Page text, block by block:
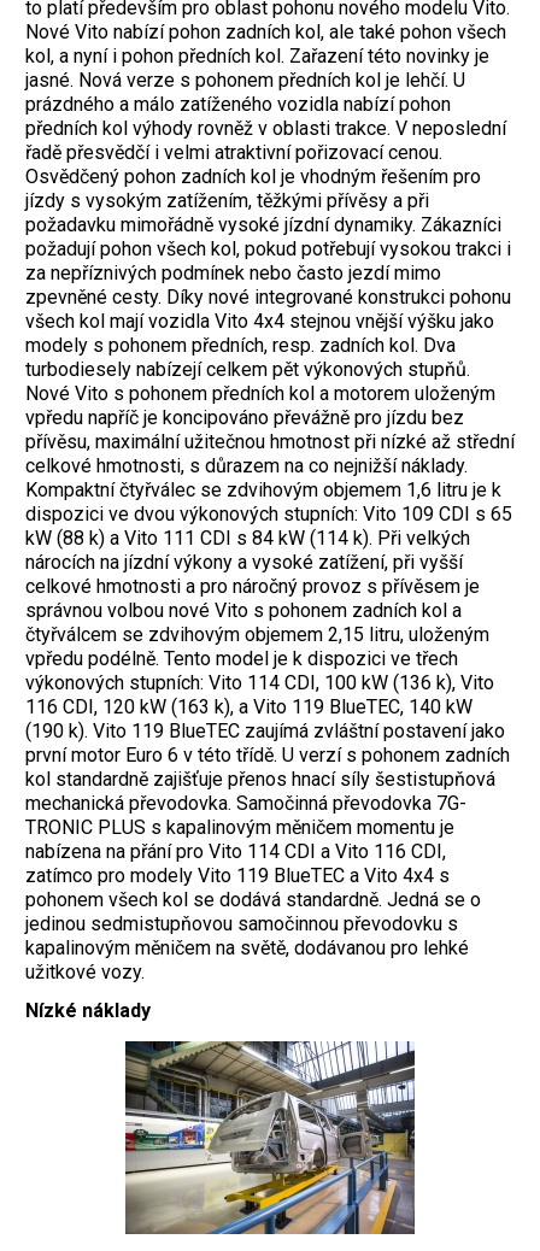
to platí především pro oblast pohonu nového modelu Vito.
Nové Vito nabízí pohon zadních kol, ale také pohon všech
kol, a nyní i pohon předních kol. Zařazení této novinky je
jasné. Nová verze s pohonem předních kol je lehčí. U
prázdného a málo zatíženého vozidla nabízí pohon
předních kol výhody rovněž v oblasti trakce. V neposlední
řadě přesvědčí i velmi atraktivní pořizovací cenou.
Osvědčený pohon zadních kol je vhodným řešením pro
jízdy s vysokým zatížením, těžkými přívěsy a při
požadavku mimořádně vysoké jízdní dynamiky. Zákazníci
požadují pohon všech kol, pokud potřebují vysokou trakci i
za nepříznivých podmínek nebo často jezdí mimo
zpevněné cesty. Díky nové integrované konstrukci pohonu
všech kol mají vozidla Vito 4x4 stejnou vnější výšku jako
modely s pohonem předních, resp. zadních kol. Dva
turbodiesely nabízejí celkem pět výkonových stupňů.
Nové Vito s pohonem předních kol a motorem uloženým
vpředu napříč je koncipováno převážně pro jízdu bez
přívěsu, maximální užitečnou hmotnost při nízké až střední
celkové hmotnosti, s důrazem na co nejnižší náklady.
Kompaktní čtyřválec se zdvihovým objemem 1,6 litru je k
dispozici ve dvou výkonových stupních: Vito 109 CDI s 65
kW (88 k) a Vito 111 CDI s 84 kW (114 k). Při velkých
nárocích na jízdní výkony a vysoké zatížení, při vyšší
celkové hmotnosti a pro náročný provoz s přívěsem je
správnou volbou nové Vito s pohonem zadních kol a
čtyřválcem se zdvihovým objemem 2,15 litru, uloženým
vpředu podélně. Tento model je k dispozici ve třech
výkonových stupních: Vito 114 CDI, 100 kW (136 k), Vito
116 CDI, 120 kW (163 k), a Vito 119 BlueTEC, 140 kW
(190 k). Vito 119 BlueTEC zaujímá zvláštní postavení jako
první motor Euro 6 v této třídě. U verzí s pohonem zadních
kol standardně zajišťuje přenos hnací síly šestistupňová
mechanická převodovka. Samočinná převodovka 7G-
TRONIC PLUS s kapalinovým měničem momentu je
nabízena na přání pro Vito 114 CDI a Vito 116 CDI,
zatímco pro modely Vito 119 BlueTEC a Vito 4x4 s
pohonem všech kol se dodává standardně. Jedná se o
jedinou sedmistupňovou samočinnou převodovku s
kapalinovým měničem na světě, dodávanou pro lehké
užitkové vozy.
Nízké náklady